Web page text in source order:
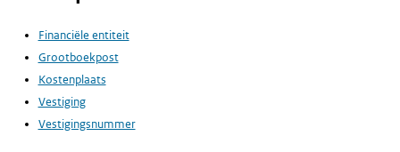
Financiële entiteit
Grootboekpost
Kostenplaats
Vestiging
Vestigingsnummer